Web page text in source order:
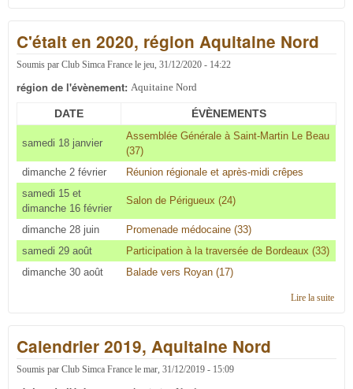
C'était en 2020, région Aquitaine Nord
Soumis par Club Simca France le jeu, 31/12/2020 - 14:22
région de l'évènement: Aquitaine Nord
DATE ÉVÈNEMENTS
samedi 18 janvier
Assemblée Générale à Saint-Martin Le Beau
(37)
dimanche 2 février
Réunion régionale et après-midi crêpes
samedi 15 et
dimanche 16 février
Salon de Périgueux (24)
dimanche 28 juin
Promenade médocaine (33)
samedi 29 août
Participation à la traversée de Bordeaux (33)
dimanche 30 août
Balade vers Royan (17)
Lire la suitede
Calendrier 2019, Aquitaine Nord
Soumis par Club Simca France le mar, 31/12/2019 - 15:09